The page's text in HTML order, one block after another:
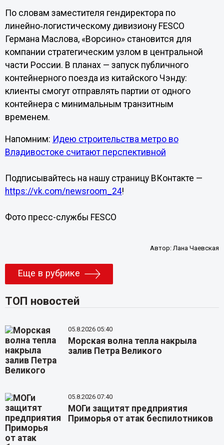
По словам заместителя гендиректора по
линейно‑логистическому дивизиону FESCO
Германа Маслова, «Ворсино» становится для
компании стратегическим узлом в центральной
части России. В планах — запуск публичного
контейнерного поезда из китайского Чэнду:
клиенты смогут отправлять партии от одного
контейнера с минимальным транзитным
временем.
Напомним: Идею строительства метро во
Владивостоке считают перспективной
Подписывайтесь на нашу страницу ВКонтакте —
https://vk.com/newsroom_24!
Фото пресс-службы FESCO
Автор: Лана Чаевская
Еще в рубрике
ТОП новостей
05.8.2026 05:40
Морская волна тепла накрыла
залив Петра Великого
05.8.2026 07:40
МОГи защитят предприятия
Приморья от атак беспилотников